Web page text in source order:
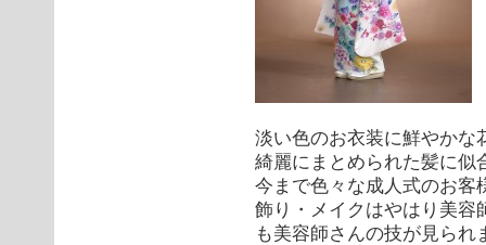
淡い色のお衣装に鮮やかな
綺麗にまとめられた髪に似
今まで色々な成人式のお客
飾り・メイクはやはり美容
も美容師さんの技が見られ